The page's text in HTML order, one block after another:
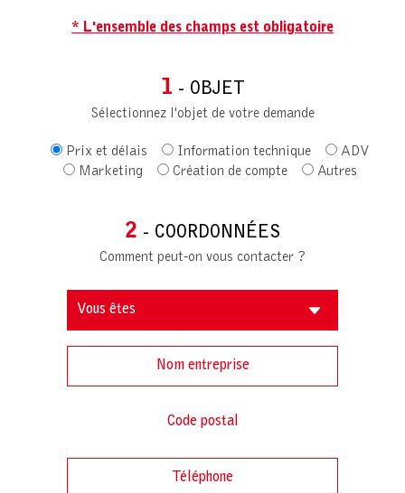
* L'ensemble des champs est obligatoire
1 - OBJET
Sélectionnez l'objet de votre demande
Prix et délais Information technique
ADV
Marketing
Création de compte Autres
2 - COORDONNÉES
Comment peut-on vous contacter ?